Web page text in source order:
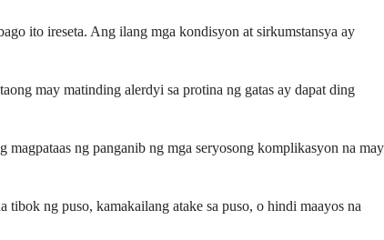
ito ireseta. Ang ilang mga kondisyon at sirkumstansya ay
may matinding alerdyi sa protina ng gatas ay dapat ding
ng panganib ng mga seryosong komplikasyon na may
ng puso, kamakailang atake sa puso, o hindi maayos na